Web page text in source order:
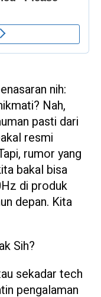
nih:
Nah,
pasti dari
resmi
rumor yang
bakal bisa
di produk
depan. Kita
Sih?
sekadar tech
pengalaman